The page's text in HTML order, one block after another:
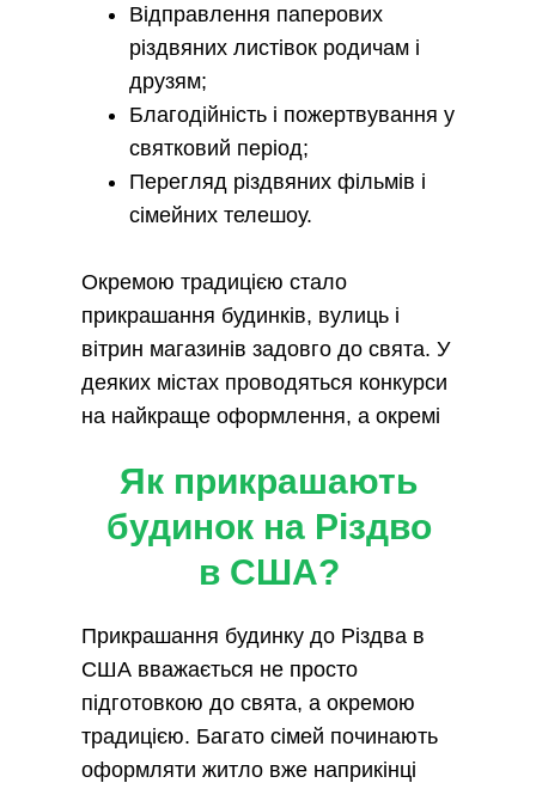
Відправлення паперових
різдвяних листівок родичам і
друзям;
Благодійність і пожертвування у
святковий період;
Перегляд різдвяних фільмів і
сімейних телешоу.
Окремою традицією стало
прикрашання будинків, вулиць і
вітрин магазинів задовго до свята. У
деяких містах проводяться конкурси
на найкраще оформлення, а окремі
своїми різдвяними декораціями.
Як прикрашають
будинок на Різдво
в США?
Прикрашання будинку до Різдва в
США вважається не просто
підготовкою до свята, а окремою
традицією. Багато сімей починають
оформляти житло вже наприкінці